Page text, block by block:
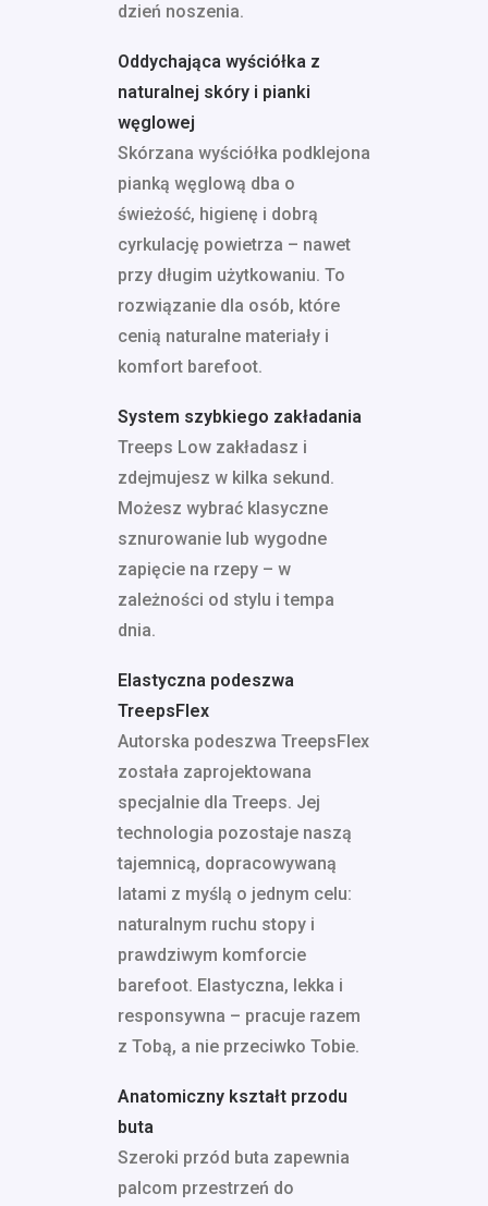
dzień noszenia.
Oddychająca wyściółka z
naturalnej skóry i pianki
węglowej
Skórzana wyściółka podklejona
pianką węglową dba o
świeżość, higienę i dobrą
cyrkulację powietrza – nawet
przy długim użytkowaniu. To
rozwiązanie dla osób, które
cenią naturalne materiały i
komfort barefoot.
System szybkiego zakładania
Treeps Low zakładasz i
zdejmujesz w kilka sekund.
Możesz wybrać klasyczne
sznurowanie lub wygodne
zapięcie na rzepy – w
zależności od stylu i tempa
dnia.
Elastyczna podeszwa
TreepsFlex
Autorska podeszwa TreepsFlex
została zaprojektowana
specjalnie dla Treeps. Jej
technologia pozostaje naszą
tajemnicą, dopracowywaną
latami z myślą o jednym celu:
naturalnym ruchu stopy i
prawdziwym komforcie
barefoot. Elastyczna, lekka i
responsywna – pracuje razem
z Tobą, a nie przeciwko Tobie.
Anatomiczny kształt przodu
buta
Szeroki przód buta zapewnia
palcom przestrzeń do